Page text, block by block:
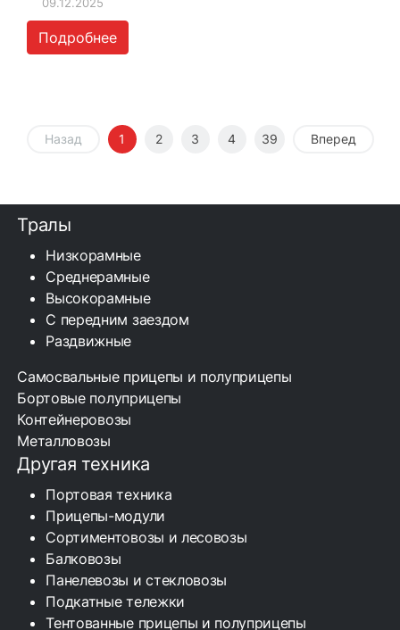
Подробнее
Назад 1 2 3 4 39 Вперед
Тралы
Низкорамные
Среднерамные
Высокорамные
С передним заездом
Раздвижные
Самосвальные прицепы и полуприцепы
Бортовые полуприцепы
Контейнеровозы
Металловозы
Другая техника
Портовая техника
Прицепы-модули
Сортиментовозы и лесовозы
Балковозы
Панелевозы и стекловозы
Подкатные тележки
Тентованные прицепы и полуприцепы